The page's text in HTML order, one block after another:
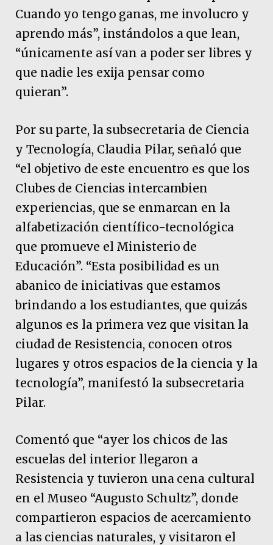
Cuando yo tengo ganas, me involucro y
aprendo más”, instándolos a que lean,
“únicamente así van a poder ser libres y
que nadie les exija pensar como
quieran”.
Por su parte, la subsecretaria de Ciencia
y Tecnología, Claudia Pilar, señaló que
“el objetivo de este encuentro es que los
Clubes de Ciencias intercambien
experiencias, que se enmarcan en la
alfabetización científico-tecnológica
que promueve el Ministerio de
Educación”. “Esta posibilidad es un
abanico de iniciativas que estamos
brindando a los estudiantes, que quizás
algunos es la primera vez que visitan la
ciudad de Resistencia, conocen otros
lugares y otros espacios de la ciencia y la
tecnología”, manifestó la subsecretaria
Pilar.
Comentó que “ayer los chicos de las
escuelas del interior llegaron a
Resistencia y tuvieron una cena cultural
en el Museo “Augusto Schultz”, donde
compartieron espacios de acercamiento
a las ciencias naturales, y visitaron el